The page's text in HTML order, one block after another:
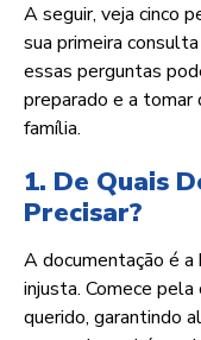
A seguir, veja cinco
sua primeira
essas perguntas
preparado e a tomar
família.
1. De Quais
Precisar?
A documentação é
injusta. Comece
querido, garantindo